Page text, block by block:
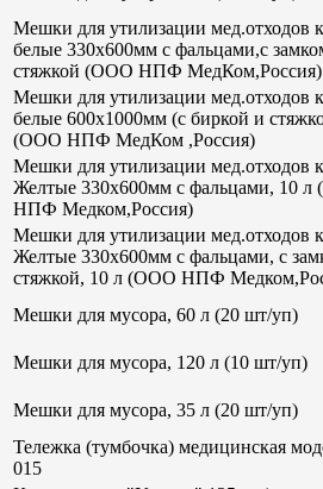
Мешки для утилизации мед.отходов
белые 330х600мм с фальцами,с
стяжкой (ООО НПФ МедКом,Россия)
Мешки для утилизации мед.отходов
белые 600х1000мм (с биркой и
(ООО НПФ МедКом ,Россия)
Мешки для утилизации мед.отходов
Желтые 330х600мм с фальцами, 10
НПФ Медком,Россия)
Мешки для утилизации мед.отходов
Желтые 330х600мм с фальцами, с
стяжкой, 10 л (ООО НПФ
Мешки для мусора, 60 л (20 шт/уп)
Мешки для мусора, 120 л (10 шт/уп)
Мешки для мусора, 35 л (20 шт/уп)
Тележка (тумбочка) медицинская
015